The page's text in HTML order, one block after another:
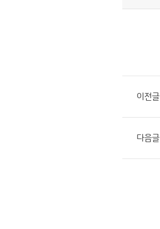
이전글
다음글